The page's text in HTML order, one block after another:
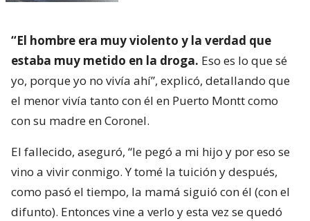
“El hombre era muy violento y la verdad que
estaba muy metido en la droga. Eso es lo que sé
yo, porque yo no vivía ahí”, explicó, detallando que
el menor vivía tanto con él en Puerto Montt como
con su madre en Coronel.
El fallecido, aseguró, “le pegó a mi hijo y por eso se
vino a vivir conmigo. Y tomé la tuición y después,
como pasó el tiempo, la mamá siguió con él (con el
difunto). Entonces vine a verlo y esta vez se quedó